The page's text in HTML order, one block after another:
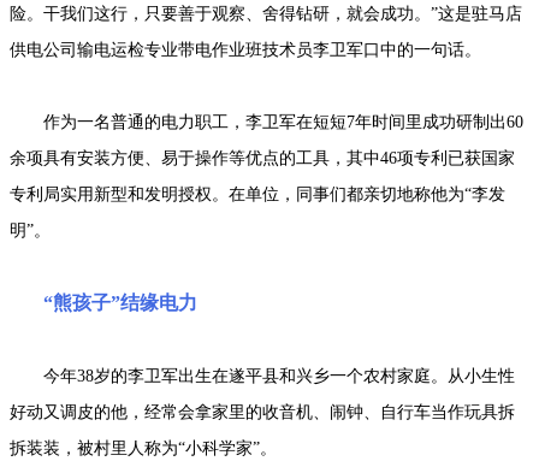
险。干我们这行，只要善于观察、舍得钻研，就会成功。”这是驻马店
供电公司输电运检专业带电作业班技术员李卫军口中的一句话。
作为一名普通的电力职工，李卫军在短短7年时间里成功研制出60
余项具有安装方便、易于操作等优点的工具，其中46项专利已获国家
专利局实用新型和发明授权。在单位，同事们都亲切地称他为“李发
明”。
“熊孩子”结缘电力
今年38岁的李卫军出生在遂平县和兴乡一个农村家庭。从小生性
好动又调皮的他，经常会拿家里的收音机、闹钟、自行车当作玩具拆
拆装装，被村里人称为“小科学家”。